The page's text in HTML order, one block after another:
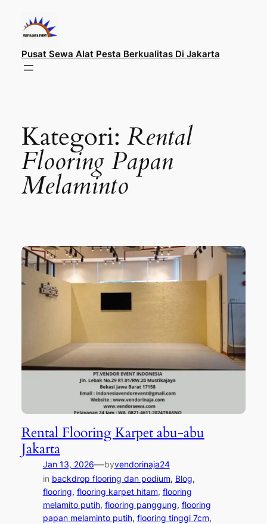
konten
Pusat Sewa Alat Pesta Berkualitas Di Jakarta
Kategori: Rental
Flooring Papan
Melaminto
Rental Flooring Karpet abu-abu
Jakarta
Jan 13, 2026—byvendorinaja24
in backdrop flooring dan podium, Blog
flooring, flooring karpet hitam, flooring
melamito putih, flooring panggung, flooring
papan melaminto putih, flooring tinggi 7cm